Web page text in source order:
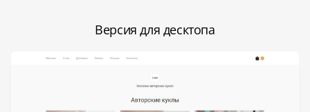
Версия для десктопа